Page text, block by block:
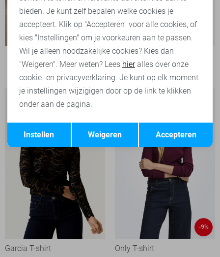
Only T-shirt
29,99
Garcia T-shirt
-9%
Only T-shirt
Terug Opslaan
bieden. Je kunt zelf bepalen welke cookies je
accepteert. Klik op "Accepteren" voor alle cookies, of
kies "Instellingen" om je voorkeuren aan te passen.
Wil je alleen noodzakelijke cookies? Kies dan
"Weigeren". Meer weten? Lees hieralles over onze
cookie- en privacyverklaring. Je kunt op elk moment
je instellingen wijzigigen door op de link te klikken
onder aan de pagina.
Accepteren
Weigeren
Instellen